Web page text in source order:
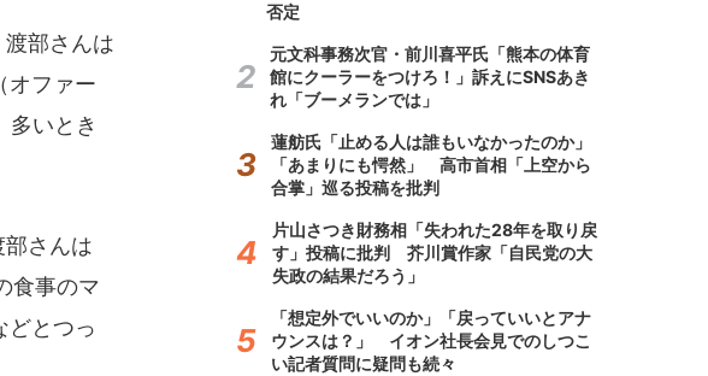
部さんは
オファー
多いとき
さんは
食事のマ
どとつっ
否定
元文科事務次官・前川喜平氏「熊本の体育
館にクーラーをつけろ！」訴えにSNSあき
れ「ブーメランでは」
蓮舫氏「止める人は誰もいなかったのか」
「あまりにも愕然」 高市首相「上空から
合掌」巡る投稿を批判
片山さつき財務相「失われた28年を取り戻
す」投稿に批判 芥川賞作家「自民党の大
失政の結果だろう」
「想定外でいいのか」「戻っていいとアナ
ウンスは？」 イオン社長会見でのしつこ
い記者質問に疑問も続々